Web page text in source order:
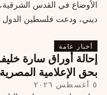
الأوضاع في القدس
ديني، ودعت فلسطين الدول
أخبار عامة
إحالة أوراق سارة
بحق الإعلامية
٥ أغسطس ٢٠٢٦